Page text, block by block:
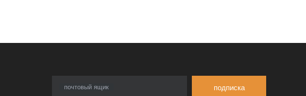
почтовый ящик подписка